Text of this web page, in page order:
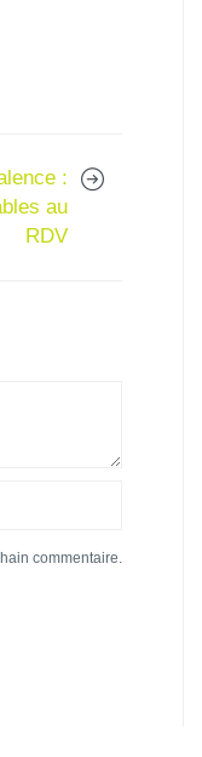
:
au
RDV
commentaire.